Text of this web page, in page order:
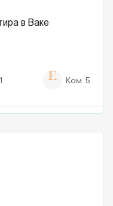
в Ваке
Ком. 5